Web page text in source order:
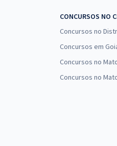
CONCURSOS NO
Concursos no
Concursos em
Concursos no
Concursos no